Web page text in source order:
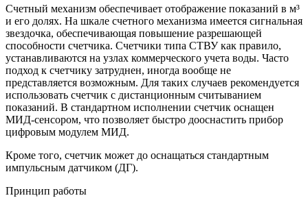
Счетный механизм обеспечивает отображение показаний в м³
и его долях. На шкале счетного механизма имеется сигнальная
звездочка, обеспечивающая повышение разрешающей
способности счетчика. Счетчики типа СТВУ как правило,
устанавливаются на узлах коммерческого учета воды. Часто
подход к счетчику затруднен, иногда вообще не
представляется возможным. Для таких случаев рекомендуется
использовать счетчик с дистанционным считыванием
показаний. В стандартном исполнении счетчик оснащен
МИД-сенсором, что позволяет быстро дооснастить прибор
цифровым модулем МИД.
Кроме того, счетчик может до оснащаться стандартным
импульсным датчиком (ДГ).
Принцип работы